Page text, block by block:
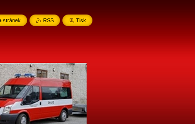
stránek RSS Tisk